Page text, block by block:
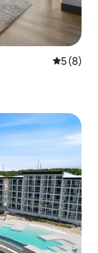
Середня
5 (8)